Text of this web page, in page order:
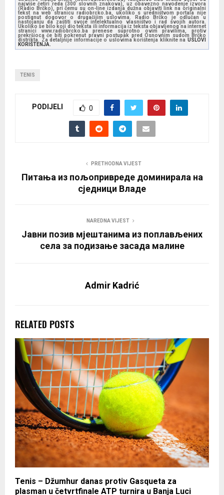
najviše četiri reda (300 slovnih znakova), uz obavezno navođenje izvora
(Radio Brčko), pri čemu su on-line izdanja dužna objaviti link na originalni
tekst na web stranicu radiobrcko.ba, ukoliko s uredništvom portala nije
postignut dogovor o drugačijim uslovima. Radio Brčko je odlučan u
nastojanju da zaštiti svoje intelektualno vlasništvo i rad svojih autora.
Ukoliko se bilo koji dio teksta ili informacija iz teksta objavljenog na internet
stranici www.radiobrcko.ba prenese suprotno ovim pravilima, protiv
prekršioca će biti pokrenut pravni postupak pred Osnovnim sudom Brčko
distrikta. Za detaljnije informacije o uslovima korištenja kliknite na USLOVI
KORIŠTENJA.
TENIS
PODIJELI 0
PRETHODNA VIJEST
Питања из пољопривреде доминирала на
сједници Владе
NAREDNA VIJEST
Јавни позив мјештанима из поплављених
села за подизање засада малине
Admir Kadrić
RELATED POSTS
Tenis – Džumhur danas protiv Gasqueta za
plasman u četvrtfinale ATP turnira u Banja Luci